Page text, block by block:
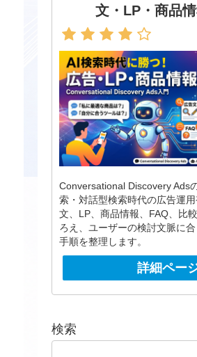
文・LP・商品
Conversational Discovery Ads
索・対話型検索時代の広告運
文、LP、商品情報、FAQ、比
ろえ、ユーザーの検討文脈に
手順を整理します。
詳細ペー
検索